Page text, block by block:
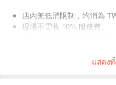
店內無低消限制，均消為
現場不需收 10% 服務費。
แสดง